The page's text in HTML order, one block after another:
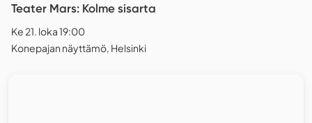
Teater Mars: Kolme sisarta
Ke 21. loka 19:00
Konepajan näyttämö, Helsinki